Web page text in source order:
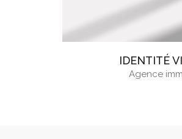
IDENTITÉ
Agence